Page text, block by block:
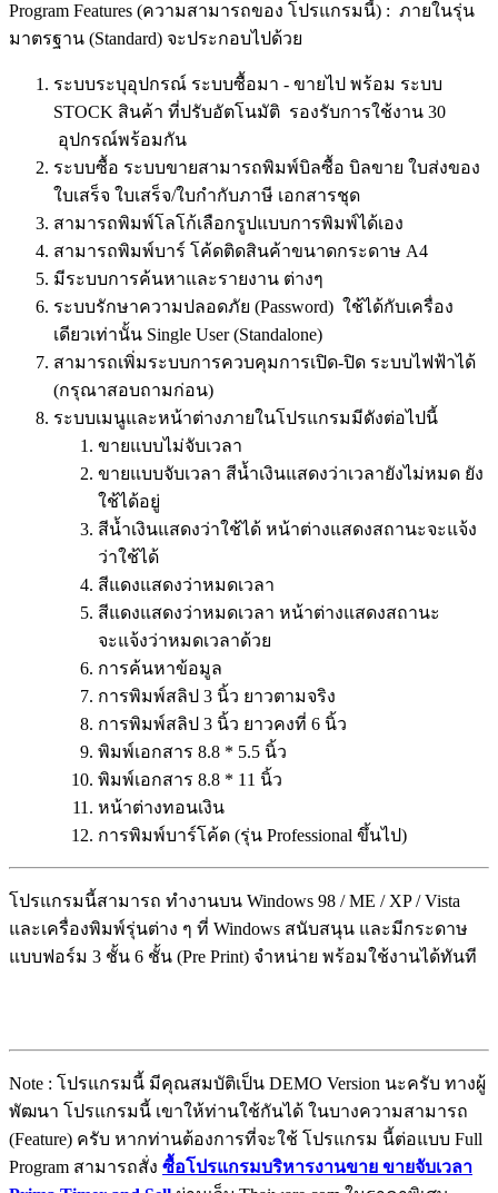
Program Features (ความสามารถของ โปรแกรมนี้) : ภายในรุ่น
มาตรฐาน (Standard) จะประกอบไปด้วย
ระบบระบุอุปกรณ์ ระบบซื้อมา - ขายไป พร้อม ระบบ
STOCK สินค้า ที่ปรับอัตโนมัติ รองรับการใช้งาน 30
อุปกรณ์พร้อมกัน
ระบบซื้อ ระบบขายสามารถพิมพ์บิลซื้อ บิลขาย ใบส่งของ
ใบเสร็จ ใบเสร็จ/ใบกำกับภาษี เอกสารชุด
สามารถพิมพ์โลโก้เลือกรูปแบบการพิมพ์ได้เอง
สามารถพิมพ์บาร์ โค้ดติดสินค้าขนาดกระดาษ A4
มีระบบการค้นหาและรายงาน ต่างๆ
ระบบรักษาความปลอดภัย (Password) ใช้ได้กับเครื่อง
เดียวเท่านั้น Single User (Standalone)
สามารถเพิ่มระบบการควบคุมการเปิด-ปิด ระบบไฟฟ้าได้
(กรุณาสอบถามก่อน)
ระบบเมนูและหน้าต่างภายในโปรแกรมมีดังต่อไปนี้
ขายแบบไม่จับเวลา
ขายแบบจับเวลา สีน้ำเงินแสดงว่าเวลายังไม่หมด ยัง
ใช้ได้อยู่
สีน้ำเงินแสดงว่าใช้ได้ หน้าต่างแสดงสถานะจะแจ้ง
ว่าใช้ได้
สีแดงแสดงว่าหมดเวลา
สีแดงแสดงว่าหมดเวลา หน้าต่างแสดงสถานะ
จะแจ้งว่าหมดเวลาด้วย
การค้นหาข้อมูล
การพิมพ์สลิป 3 นิ้ว ยาวตามจริง
การพิมพ์สลิป 3 นิ้ว ยาวคงที่ 6 นิ้ว
พิมพ์เอกสาร 8.8 * 5.5 นิ้ว
พิมพ์เอกสาร 8.8 * 11 นิ้ว
หน้าต่างทอนเงิน
การพิมพ์บาร์โค้ด (รุ่น Professional ขึ้นไป)
โปรแกรมนี้สามารถ ทำงานบน Windows 98 / ME / XP / Vista
และเครื่องพิมพ์รุ่นต่าง ๆ ที่ Windows สนับสนุน และมีกระดาษ
แบบฟอร์ม 3 ชั้น 6 ชั้น (Pre Print) จำหน่าย พร้อมใช้งานได้ทันที
Note : โปรแกรมนี้ มีคุณสมบัติเป็น DEMO Version นะครับ ทางผู้
พัฒนา โปรแกรมนี้ เขาให้ท่านใช้กันได้ ในบางความสามารถ
(Feature) ครับ หากท่านต้องการที่จะใช้ โปรแกรม นี้ต่อแบบ Full
Program สามารถสั่ง ซื้อโปรแกรมบริหารงานขาย ขายจับเวลา